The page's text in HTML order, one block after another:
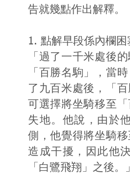
告就幾點作出解釋。
1. 點解早段係內欄困
「過了一千米處後
「百勝名駒」，當
了九百米處後，「
可選擇將坐騎移至
失地。他說，由於
側，他覺得將坐騎
造成干擾，因此他
「白鷺飛翔」之後。」